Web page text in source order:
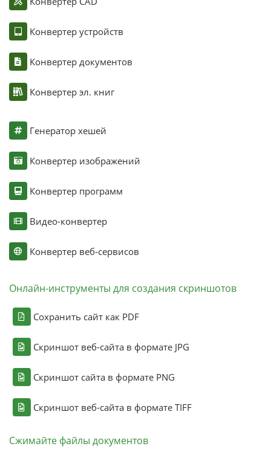
Конвертер устройств
Конвертер документов
Конвертер эл. книг
Генератор хешей
Конвертер изображений
Конвертер программ
Видео-конвертер
Конвертер веб-сервисов
Онлайн-инструменты для создания скриншотов
Сохранить сайт как PDF
Скриншот веб-сайта в формате JPG
Скриншот сайта в формате PNG
Скриншот веб-сайта в формате TIFF
Сжимайте файлы документов